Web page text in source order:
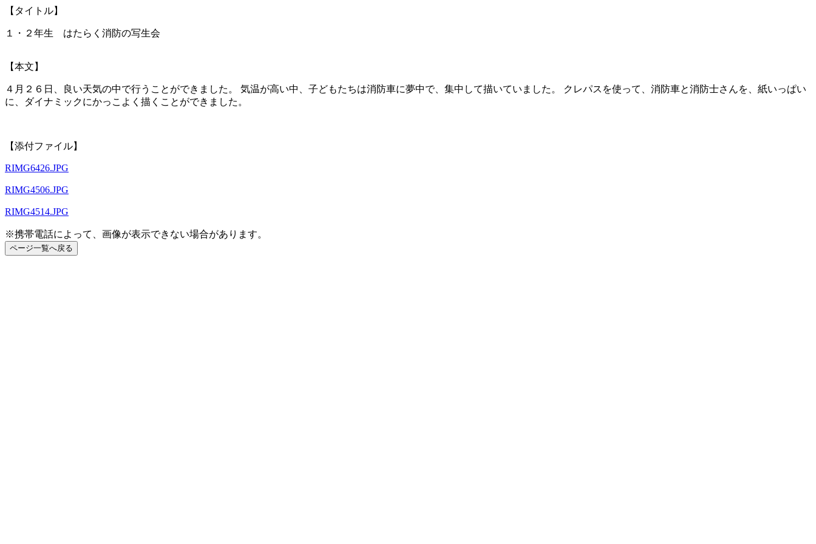
【タイトル】
１・２年生 はたらく消防の写生会
【本文】
４月２６日、良い天気の中で行うことができました。 気温が高い中、子どもたちは消防車に夢中で、集中して描いていました。 クレパスを使って、消防車と消防士さんを、紙いっぱい
に、ダイナミックにかっこよく描くことができました。
【添付ファイル】
RIMG6426.JPG
RIMG4506.JPG
RIMG4514.JPG
※携帯電話によって、画像が表示できない場合があります。